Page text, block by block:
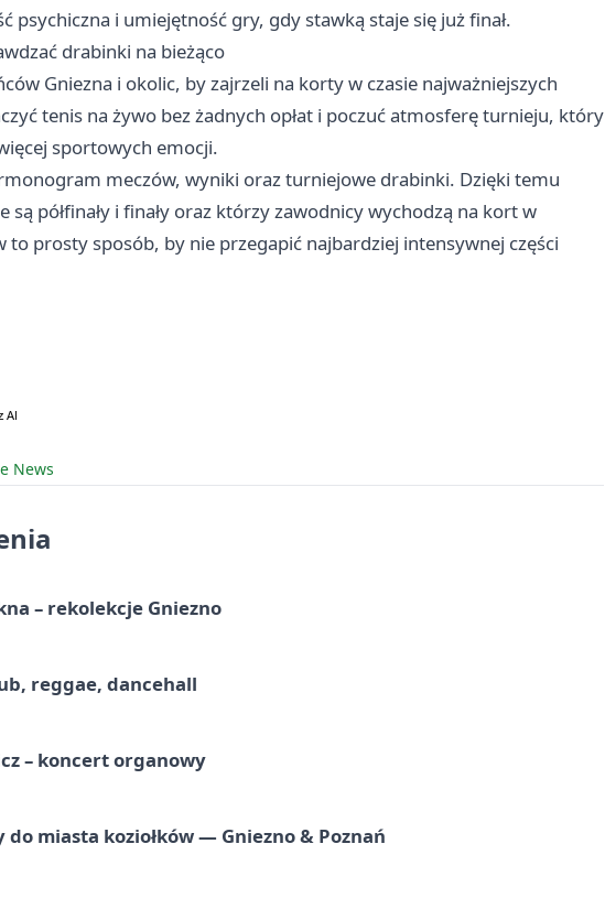
i umiejętność gry, gdy stawką staje się już finał.
drabinki na bieżąco
Gniezna i okolic, by zajrzeli na korty w czasie najważniejszych
tenis na żywo bez żadnych opłat i poczuć atmosferę turnieju, który
sportowych emocji.
meczów, wyniki oraz turniejowe drabinki. Dzięki temu
półfinały i finały oraz którzy zawodnicy wychodzą na kort w
prosty sposób, by nie przegapić najbardziej intensywnej części
News
– rekolekcje Gniezno
reggae, dancehall
– koncert organowy
miasta koziołków — Gniezno & Poznań